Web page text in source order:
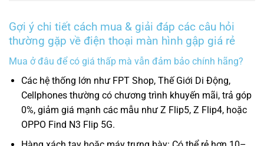
Gợi ý chi tiết cách mua & giải đáp các câu hỏi
thường gặp về điện thoại màn hình gập giá rẻ
Mua ở đâu để có giá thấp mà vẫn đảm bảo chính hãng?
Các hệ thống lớn như FPT Shop, Thế Giới Di Động,
Cellphones thường có chương trình khuyến mãi, trả góp
0%, giảm giá mạnh các mẫu như Z Flip5, Z Flip4, hoặc
OPPO Find N3 Flip 5G.